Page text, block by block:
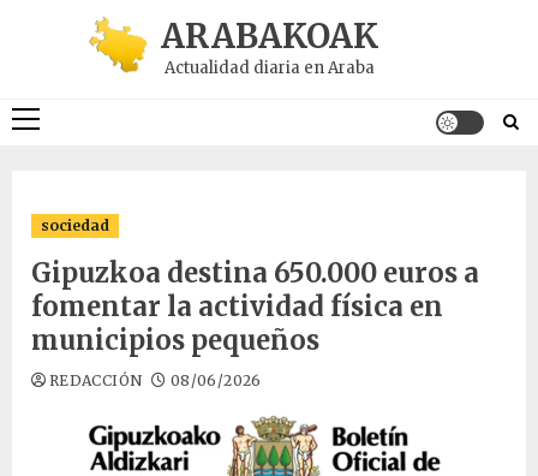
ARABAKOAK
Actualidad diaria en Araba
Menú
sociedad
Gipuzkoa destina 650.000 euros a
fomentar la actividad física en
municipios pequeños
REDACCIÓN 08/06/2026